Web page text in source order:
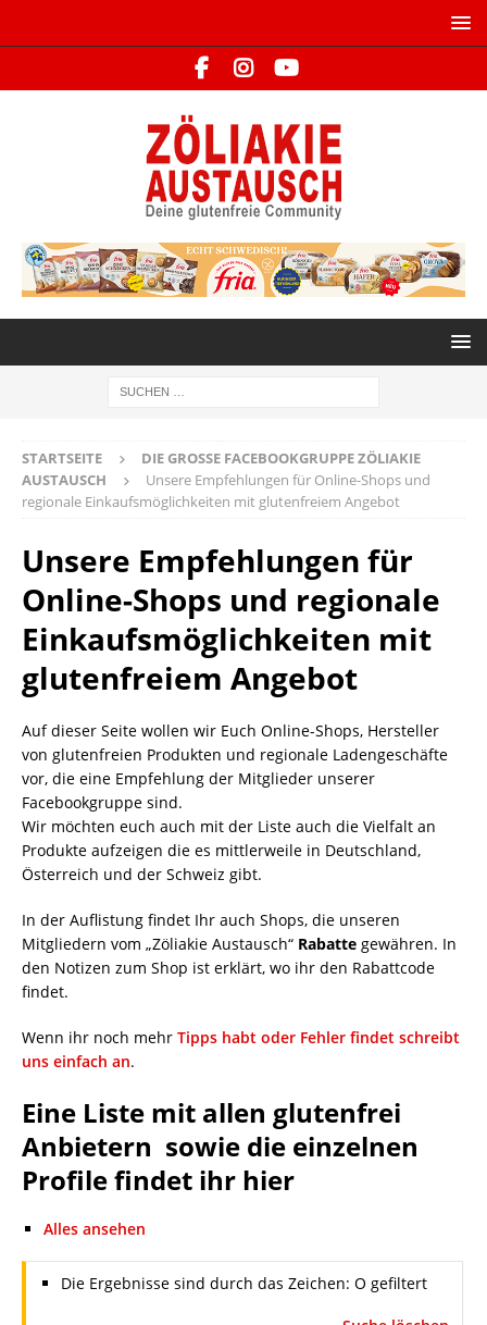
STARTSEITE
DIE GROSSE FACEBOOKGRUPPE ZÖLIAKIE A
USTAUSCH
Unsere Empfehlungen für Online-Shops und
regionale Einkaufsmöglichkeiten mit glutenfreiem Angebot
Unsere Empfehlungen für
Online-Shops und regionale
Einkaufsmöglichkeiten mit
glutenfreiem Angebot
Auf dieser Seite wollen wir Euch Online-Shops, Hersteller
von glutenfreien Produkten und regionale Ladengeschäfte
vor, die eine Empfehlung der Mitglieder unserer
Facebookgruppe sind.
Wir möchten euch auch mit der Liste auch die Vielfalt an
Produkte aufzeigen die es mittlerweile in Deutschland,
Österreich und der Schweiz gibt.
In der Auflistung findet Ihr auch Shops, die unseren
Mitgliedern vom „Zöliakie Austausch“ Rabatte gewähren. In
den Notizen zum Shop ist erklärt, wo ihr den Rabattcode
findet.
Wenn ihr noch mehr Tipps habt oder Fehler findet schreibt
uns einfach an.
Eine Liste mit allen glutenfrei
Anbietern sowie die einzelnen
Profile findet ihr hier
Alles ansehen
Die Ergebnisse sind durch das Zeichen: O gefiltert